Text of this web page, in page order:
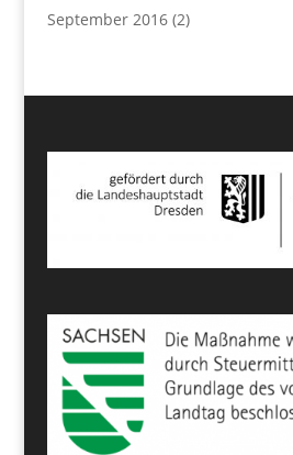
September 2016(2)